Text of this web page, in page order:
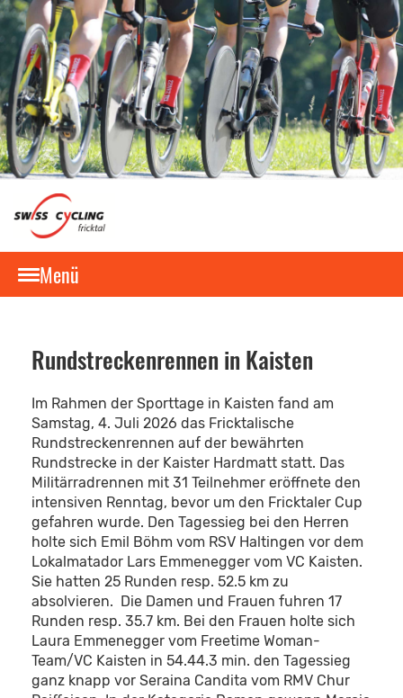
Menü
Rundstreckenrennen in Kaisten
Im Rahmen der Sporttage in Kaisten fand am
Samstag, 4. Juli 2026 das Fricktalische
Rundstreckenrennen auf der bewährten
Rundstrecke in der Kaister Hardmatt statt. Das
Militärradrennen mit 31 Teilnehmer eröffnete den
intensiven Renntag, bevor um den Fricktaler Cup
gefahren wurde. Den Tagessieg bei den Herren
holte sich Emil Böhm vom RSV Haltingen vor dem
Lokalmatador Lars Emmenegger vom VC Kaisten.
Sie hatten 25 Runden resp. 52.5 km zu
absolvieren. Die Damen und Frauen fuhren 17
Runden resp. 35.7 km. Bei den Frauen holte sich
Laura Emmenegger vom Freetime Woman-
Team/VC Kaisten in 54.44.3 min. den Tagessieg
ganz knapp vor Seraina Candita vom RMV Chur